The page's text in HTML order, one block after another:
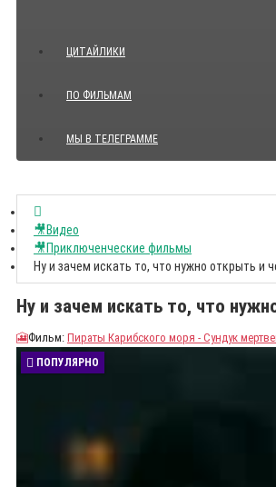
Показать все Цитаты с видео
ЦИТАЙЛИКИ
ПО ФИЛЬМАМ
МЫ В ТЕЛЕГРАММЕ
🎥Видео
🎥Приключенческие фильмы
Ну и зачем искать то, что нужно открыть и
Ну и зачем искать то, что
🎦Фильм: Пираты Карибского моря - Сундук
ПОПУЛЯРНО